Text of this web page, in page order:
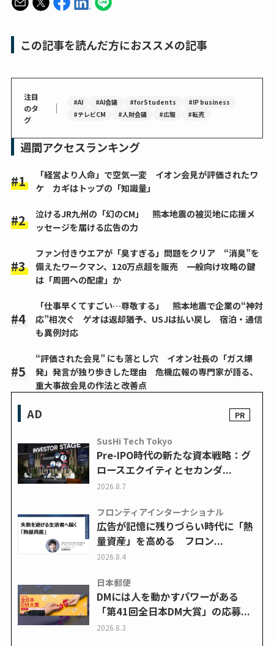
この記事を読んだ方におススメの記事
注目
のタ
グ
｜ #AI #AI会議 #forStudents
#IP business
#テレビCM
#人財会議 #広報 #転売
週間アクセスランキング
「経営より人命」で空気一変 イオン会見が評価されたワ
ケ カギはトップの「知識量」
泣けるJR九州の「幻のCM」 熊本地震の被災地に応援メ
ッセージを届ける広告の力
ファン付きウエアが「臭すぎる」問題をクリア “消臭”を
備えたワークマン、120万点超を販売 一般向け攻略の鍵
は「周囲への配慮」か
「仕事早くてすごい…尊敬する」 熊本地震で企業の“神対
応”相次ぐ ゲオは返却猶予、USJは払い戻し 宿泊・通信
も異例対応
“評価された会見” にも落とし穴 イオン社長の「ガス爆
発」発言が独り歩きした理由 危機広報の専門家が語る、
重大事故会見の作法と改善点
AD
SusHi Tech Tokyo
Pre-IPO時代の新たな資本戦略：グ
ロースエクイティとセカンダ...
2026.8.7
フロンティアインターナショナル
広告が記憶に残りづらい時代に「熱
量資産」を高める フロン...
2026.8.4
日本郵便
DMには人を動かすパワーがある
「第41回全日本DM大賞」の応募...
2026.8.3